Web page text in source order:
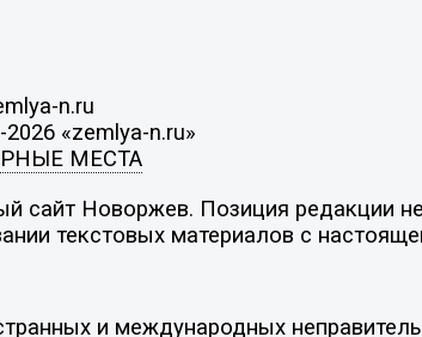
n.ru
«zemlya-n.ru»
МЕСТА
сайт Новоржев. Позиция редакции не
текстовых материалов с
и международных